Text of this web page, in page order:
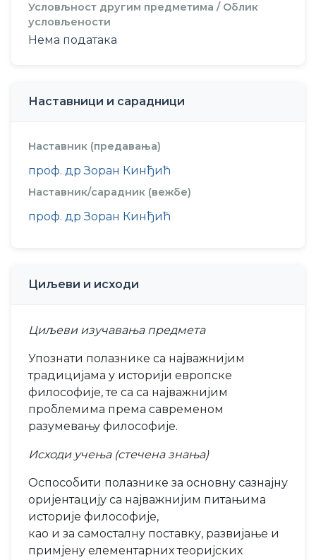
Условљност другим предметима / Облик
условљености
Нема података
Наставници и сарадници
Наставник (предавања)
проф. др Зоран Кинђић
Наставник/сарадник (вежбе)
проф. др Зоран Кинђић
Циљеви и исходи
Циљеви изучавања предмета
Упознати полазнике са најважнијим
традицијама у историји европске
философије, те са са најважнијим
проблемима према савременом
разумевању философије.
Исходи учења (стечена знања)
Оспособити полазнике за основну сазнајну
оријентацију са најважнијим питањима
историје философије,
као и за самосталну поставку, развијање и
примјену елементарних теоријских